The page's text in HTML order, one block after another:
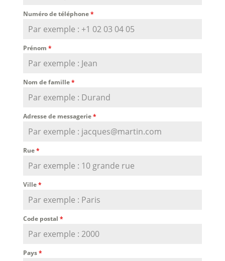
Numéro de téléphone*
Prénom *
Nom de famille*
Adresse de messagerie*
Rue*
Ville*
Code postal *
Pays*